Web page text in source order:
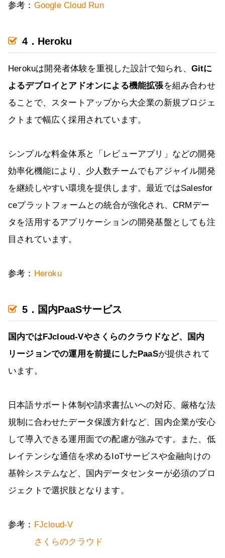
参考： Google Cloud Run
4．Heroku
Herokuは開発者体験を重視した設計で知られ、 Gitに
よるデプロイとアドオンによる機能拡張を組み合わせ
ることで、スタートアップから大企業の新規プロジェ
クトまで幅広く採用されています。
シンプルな料金体系と「レビューアプリ」などの開発
効率化機能により、少人数チームでもアジャイル開発
を継続しやすい環境を提供します。最近ではSalesfor
ceプラットフォームとの統合が強化され、CRMデー
タを活用するアプリケーションの開発基盤としても注
目されています。
参考： Heroku
5．国内PaaSサービス
国内ではFJcloud-Vやさくらのクラウドなど、国内
リージョンでの運用を前提にしたPaaSが提供されて
います。
日本語サポート体制や請求書払いへの対応、厳格な法
規制に合わせたデータ保護方針など、国内企業が安心
して導入できる運用面での配慮が強みです。また、低
レイテンシな通信を求めるIoTサービスや金融向けの
基幹システムなど、国内データセンターが必須のプロ
ジェクトで選択肢となります。
参考： FJcloud-V
さくらのクラウド